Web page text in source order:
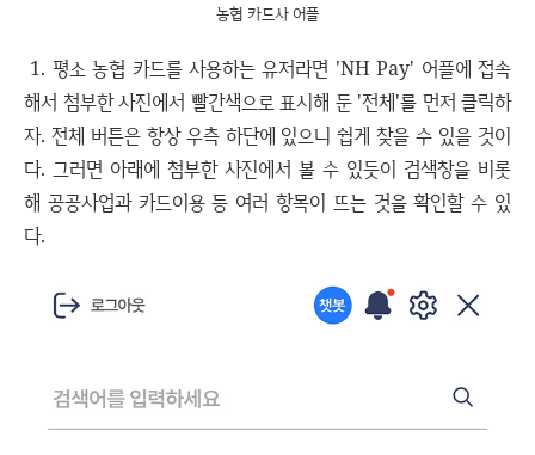
농협 카드사 어플
1. 평소 농협 카드를 사용하는 유저라면 'NH Pay' 어플에 접속
해서 첨부한 사진에서 빨간색으로 표시해 둔 '전체'를 먼저 클릭하
자. 전체 버튼은 항상 우측 하단에 있으니 쉽게 찾을 수 있을 것이
다. 그러면 아래에 첨부한 사진에서 볼 수 있듯이 검색창을 비롯
해 공공사업과 카드이용 등 여러 항목이 뜨는 것을 확인할 수 있
다.